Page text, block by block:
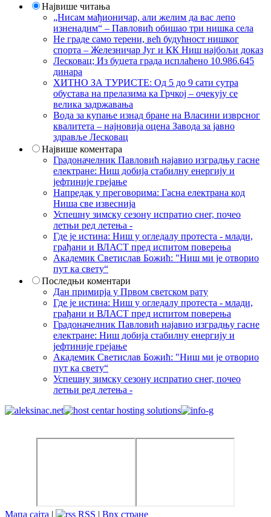
Највише читања
„Нисам мађионичар, али желим да вас лепо
изненадим“ – Павловић обишао три нишка села
Не граде само терени, већ будућност нишког
спорта – Железничар Југ и КК Ниш најбољи доказ
Лесковац; Из буџета града исплаћено 10.986.645
динара
ХИТНО ЗА ТУРИСТЕ: Од 5 до 9 сати сутра
обустава на прелазима ка Грчкој – очекују се
велика задржавања
Вода за купање изнад бране на Власини изврсног
квалитета – најновија оцена Завода за јавно
здравље Лесковац
Највише коментара
Градоначелник Павловић најавио изградњу гасне
електране: Ниш добија стабилну енергију и
јефтиније грејање
Напредак у преговорима: Гасна електрана код
Ниша све извеснија
Успешну зимску сезону испратио снег, почео
летњи ред летења -
Где је истина: Ниш у огледалу протеста - млади,
грађани и ВЛАСТ пред испитом поверења
Академик Светислав Божић: "Ниш ми је отворио
пут ка свету“
Последњи коментари
Дан примирја у Првом светском рату
Где је истина: Ниш у огледалу протеста - млади,
грађани и ВЛАСТ пред испитом поверења
Градоначелник Павловић најавио изградњу гасне
електране: Ниш добија стабилну енергију и
јефтиније грејање
Академик Светислав Божић: "Ниш ми је отворио
пут ка свету“
Успешну зимску сезону испратио снег, почео
летњи ред летења -
Мапа сајта | RSS | Врх стране